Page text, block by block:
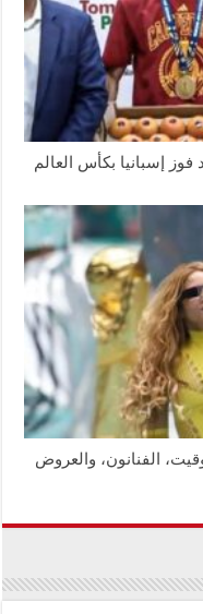
إسبانيا بكأس العالم